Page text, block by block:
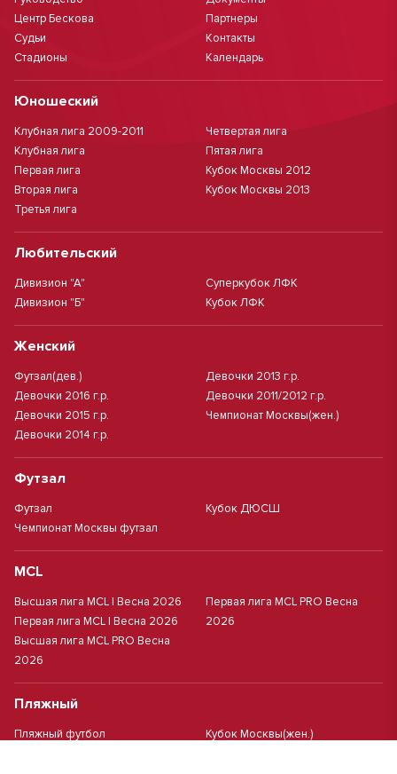
Центр Бескова
Судьи
Стадионы
Партнеры
Контакты
Календарь
Юношеский
Клубная лига 2009-2011
Клубная лига
Первая лига
Вторая лига
Третья лига
Четвертая лига
Пятая лига
Кубок Москвы 2012
Кубок Москвы 2013
Любительский
Дивизион "А"
Дивизион "Б"
Суперкубок ЛФК
Кубок ЛФК
Женский
Футзал(дев.)
Девочки 2016 г.р.
Девочки 2015 г.р.
Девочки 2014 г.р.
Девочки 2013 г.р.
Девочки 2011/2012 г.р.
Чемпионат Москвы(жен.)
Футзал
Футзал
Чемпионат Москвы футзал
Кубок ДЮСШ
MCL
Высшая лига MCL | Весна 2026
Первая лига MCL | Весна 2026
Высшая лига MCL PRO Весна
2026
Первая лига MCL PRO Весна
2026
Пляжный
Пляжный футбол Кубок Москвы(жен.)